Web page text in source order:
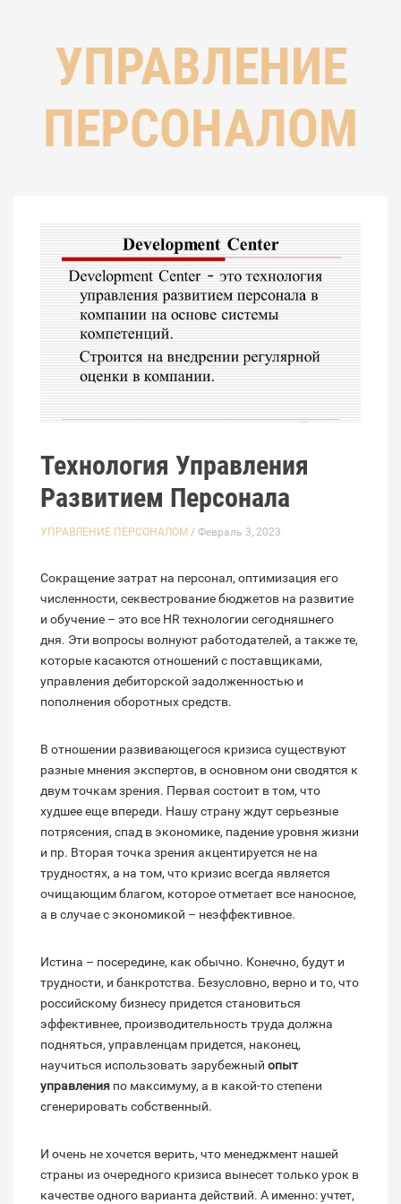
УПРАВЛЕНИЕ
ПЕРСОНАЛОМ
Технология Управления
Развитием Персонала
УПРАВЛЕНИЕ ПЕРСОНАЛОМ / Февраль 3, 2023
Сокращение затрат на персонал, оптимизация его
численности, секвестрование бюджетов на развитие
и обучение – это все HR технологии сегодняшнего
дня. Эти вопросы волнуют работодателей, а также те,
которые касаются отношений с поставщиками,
управления дебиторской задолженностью и
пополнения оборотных средств.
В отношении развивающегося кризиса существуют
разные мнения экспертов, в основном они сводятся к
двум точкам зрения. Первая состоит в том, что
худшее еще впереди. Нашу страну ждут серьезные
потрясения, спад в экономике, падение уровня жизни
и пр. Вторая точка зрения акцентируется не на
трудностях, а на том, что кризис всегда является
очищающим благом, которое отметает все наносное,
а в случае с экономикой – неэффективное.
Истина – посередине, как обычно. Конечно, будут и
трудности, и банкротства. Безусловно, верно и то, что
российскому бизнесу придется становиться
эффективнее, производительность труда должна
подняться, управленцам придется, наконец,
научиться использовать зарубежный опыт
управления по максимуму, а в какой-то степени
сгенерировать собственный.
И очень не хочется верить, что менеджмент нашей
страны из очередного кризиса вынесет только урок в
качестве одного варианта действий. А именно: учтет,